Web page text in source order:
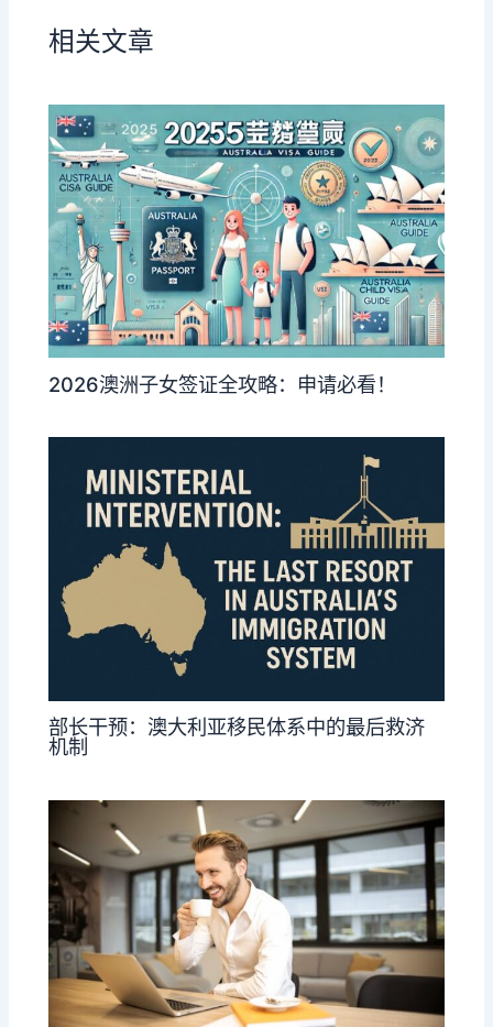
相关文章
2026澳洲子女签证全攻略：申请必看！
部长干预：澳大利亚移民体系中的最后救济
机制